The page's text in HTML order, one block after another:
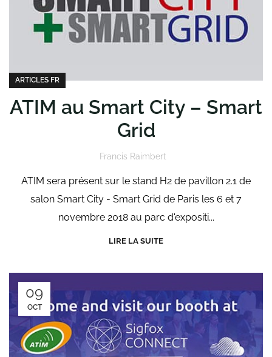
ARTICLES FR
ATIM au Smart City – Smart
Grid
Francis Raimbert
ATIM sera présent sur le stand H2 de pavillon 2.1 de
salon Smart City - Smart Grid de Paris les 6 et 7
novembre 2018 au parc d'expositi...
LIRE LA SUITE
09
OCT